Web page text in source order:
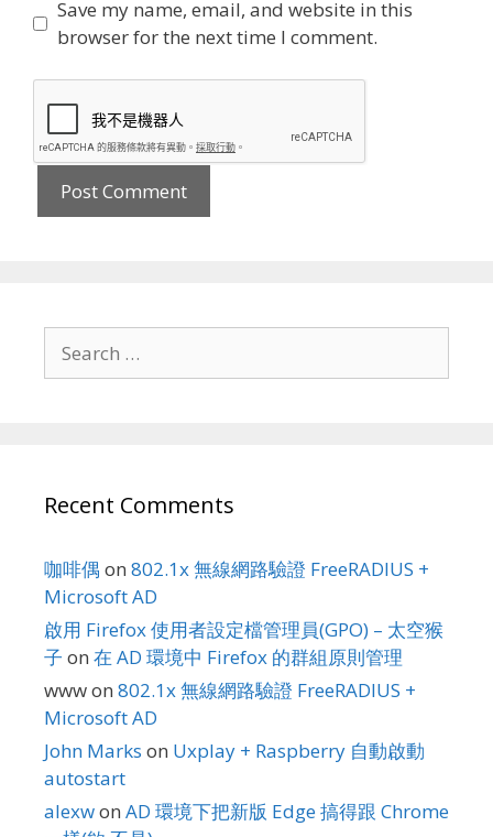
Save my name, email, and website in this
browser for the next time I comment.
for:
Recent Comments
咖啡偶 on 802.1x 無線網路驗證 FreeRADIUS +
Microsoft AD
啟用 Firefox 使用者設定檔管理員(GPO) – 太空猴
子 on 在 AD 環境中 Firefox 的群組原則管理
wwwon 802.1x 無線網路驗證 FreeRADIUS +
Microsoft AD
John Marks on Uxplay + Raspberry 自動啟動
autostart
alexwon AD 環境下把新版 Edge 搞得跟 Chrome